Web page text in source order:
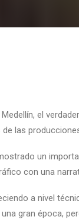
Medellín, el
las
un
con una
a nivel
gran época,